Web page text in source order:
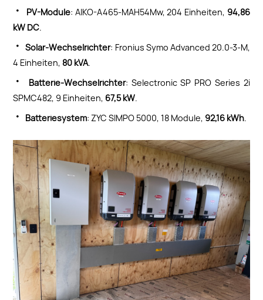
· PV-Module: AIKO-A465-MAH54Mw, 204 Einheiten, 94,86
kW DC.
· Solar-Wechselrichter: Fronius Symo Advanced 20.0-3-M,
4 Einheiten, 80 kVA.
· Batterie-Wechselrichter: Selectronic SP PRO Series 2i
SPMC482, 9 Einheiten, 67,5 kW.
· Batteriesystem: ZYC SIMPO 5000, 18 Module, 92,16 kWh.